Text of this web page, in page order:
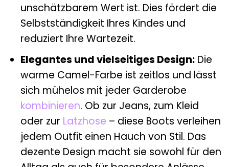
unschätzbarem Wert ist. Dies fördert die
Selbstständigkeit Ihres Kindes und
reduziert Ihre Wartezeit.
Elegantes und vielseitiges Design:Die
warme Camel-Farbe ist zeitlos und lässt
sich mühelos mit jeder Garderobe
kombinieren. Ob zur Jeans, zum Kleid
oder zur Latzhose – diese Boots verleihen
jedem Outfit einen Hauch von Stil. Das
dezente Design macht sie sowohl für den